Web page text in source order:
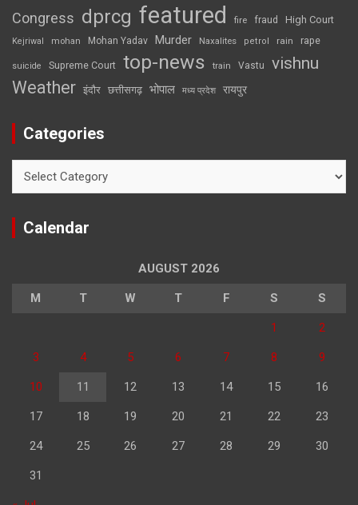
Congress dprcg featured fire fraud High Court
Kejriwal mohan Mohan Yadav Murder Naxalites petrol rain rape
suicide Supreme Court top-news train Vastu vishnu
Weather इंदौर छत्तीसगढ़ भोपाल मध्य प्रदेश रायपुर
Categories
Calendar
AUGUST 2026
M T W T F S S
1 2
3 4 5 6 7 8 9
10 11 12 13 14 15 16
17 18 19 20 21 22 23
24 25 26 27 28 29 30
31